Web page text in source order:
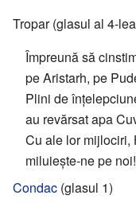
Tropar (glasul al 4-
Împreună să
pe Aristarh, pe
Plini de
au revărsat apa
Cu ale lor mijlociri,
miluiește-ne pe noi!
Condac (glasul 1)